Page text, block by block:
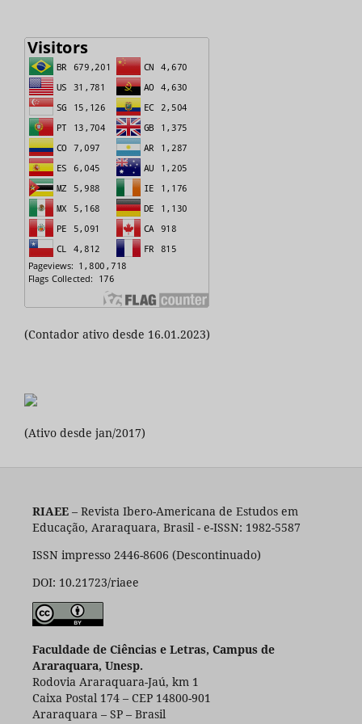
(Contador ativo desde 16.01.2023)
(Ativo desde jan/2017)
RIAEE– Revista Ibero-Americana de Estudos em
Educação, Araraquara, Brasil - e-ISSN: 1982-5587
ISSN impresso 2446-8606 (Descontinuado)
DOI: 10.21723/riaee
Faculdade de Ciências e Letras, Campus de
Araraquara, Unesp.
Rodovia Araraquara-Jaú, km 1
Caixa Postal 174 – CEP 14800-901
Araraquara – SP – Brasil